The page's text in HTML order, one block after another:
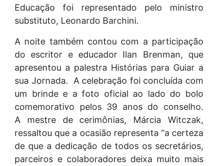
Educação foi representado pelo ministro
substituto, Leonardo Barchini.
A noite também contou com a participação
do escritor e educador Ilan Brenman, que
apresentou a palestra Histórias para Guiar a
sua Jornada. A celebração foi concluída com
um brinde e a foto oficial ao lado do bolo
comemorativo pelos 39 anos do conselho.
A mestre de cerimônias, Márcia Witczak,
ressaltou que a ocasião representa “a certeza
de que a dedicação de todos os secretários,
parceiros e colaboradores deixa muito mais